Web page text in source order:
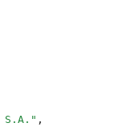
S.A. " ,